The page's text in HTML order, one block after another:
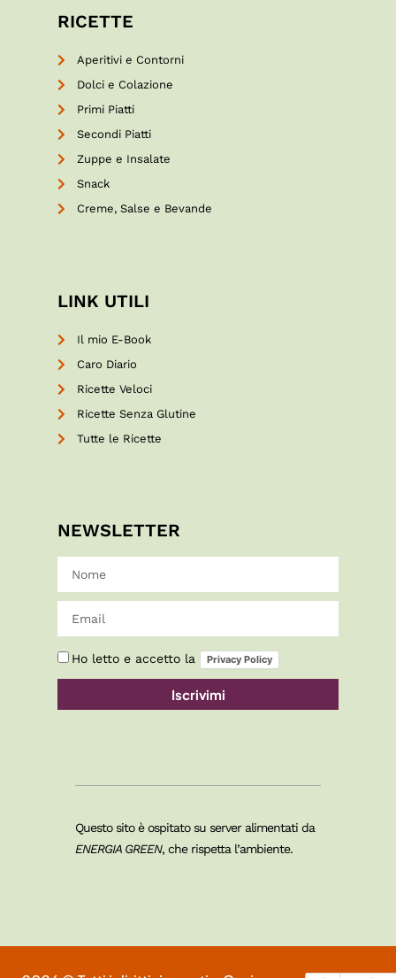
RICETTE
Aperitivi e Contorni
Dolci e Colazione
Primi Piatti
Secondi Piatti
Zuppe e Insalate
Snack
Creme, Salse e Bevande
LINK UTILI
Il mio E-Book
Caro Diario
Ricette Veloci
Ricette Senza Glutine
Tutte le Ricette
NEWSLETTER
Ho letto e accetto la Privacy Policy
Iscrivimi
Questo sito è ospitato su server alimentati da
ENERGIA GREEN, che rispetta l’ambiente.